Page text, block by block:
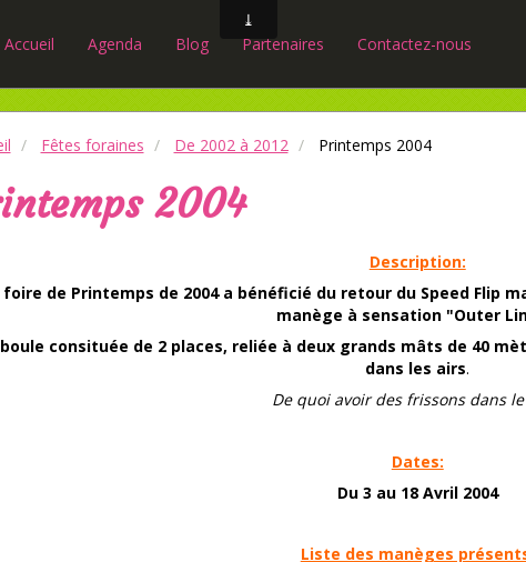
Accueil Agenda Blog Partenaires Contactez-nous
Fêtes foraines De 2002 à 2012 Printemps 2004
2004
Description:
foire de Printemps de 2004 a bénéficié du retour du Speed Flip
manège à sensation "Outer
consituée de 2 places, reliée à deux grands mâts de 40
dans les airs.
De quoi avoir des frissons dans
Dates:
Du 3 au 18 Avril 2004
Liste des manèges